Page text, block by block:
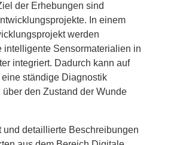
der Erhebungen sind
In einem
werden
intelligente Sensormaterialien in
integriert. Dadurch kann auf
ständige Diagnostik
über den Zustand der Wunde
und detaillierte Beschreibungen